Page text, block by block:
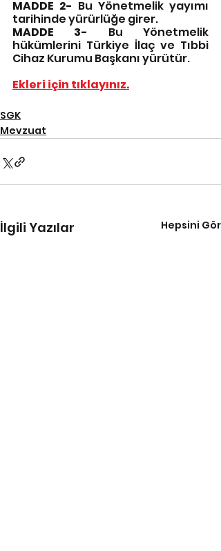
MADDE 2- Bu Yönetmelik yayımı
tarihinde yürürlüğe girer.
MADDE 3-
Bu Yönetmelik
hükümlerini Türkiye İlaç ve Tıbbi
Cihaz Kurumu Başkanı yürütür.
Ekleri için tıklayınız.
SGK
Mevzuat
İlgili Yazılar Hepsini Gör